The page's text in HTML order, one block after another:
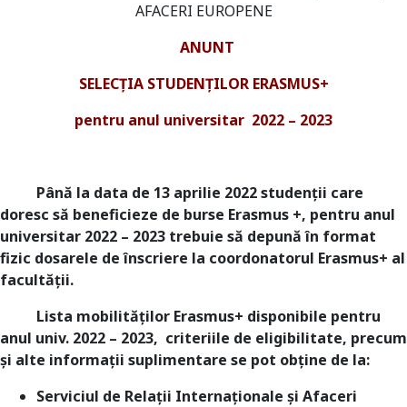
AFACERI EUROPENE
ANUNT
SELECŢIA STUDENŢILOR ERASMUS+
pentru anul universitar 2022 – 2023
Până la data de 13 aprilie 2022 studenții care
doresc să beneficieze de burse Erasmus +, pentru anul
universitar 2022 – 2023 trebuie să depună în format
fizic dosarele de înscriere la coordonatorul Erasmus+ al
facultății.
Lista mobilităţilor Erasmus+ disponibile pentru
anul univ. 2022 – 2023, criteriile de eligibilitate, precum
şi alte informaţii suplimentare se pot obţine de la:
Serviciul de Relații Internaționale și Afaceri